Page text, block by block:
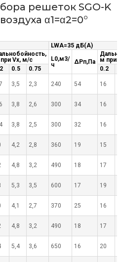
решеток SGO-K
α1=α2=0°
LWA=35 дБ(А)
Vx, м/с
L0,м3/
ч
ΔРп,Па
м при
0.5 0.75 0.2
3,5 2,3 240 54 16
3,8 2,6 300 34 16
3,8 2,5 300 32 16
4,2 2,8 360 19 15
4,8 3,2 490 18 17
5,3 3,5 600 17 19
4,1 2,7 370 25 16
4,8 3,2 490 18 17
5,4 3,6 650 16 20